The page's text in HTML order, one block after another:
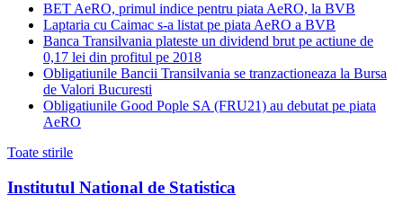
BET AeRO, primul indice pentru piata AeRO, la BVB
Laptaria cu Caimac s-a listat pe piata AeRO a BVB
Banca Transilvania plateste un dividend brut pe actiune de
0,17 lei din profitul pe 2018
Obligatiunile Bancii Transilvania se tranzactioneaza la Bursa
de Valori Bucuresti
Obligatiunile Good Pople SA (FRU21) au debutat pe piata
AeRO
Toate stirile
Institutul National de Statistica